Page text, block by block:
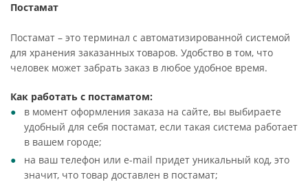
Постамат
Постамат – это терминал с автоматизированной системой
для хранения заказанных товаров. Удобство в том, что
человек может забрать заказ в любое удобное время.
Как работать с постаматом:
в момент оформления заказа на сайте, вы выбираете
удобный для себя постамат, если такая система работает
в вашем городе;
на ваш телефон или e-mail придет уникальный код, это
значит, что товар доставлен в постамат;